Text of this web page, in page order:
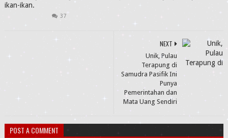
ikan-ikan.
37
NEXT
Unik, Pulau
Terapung di
Samudra Pasifik Ini
Punya
Pemerintahan dan
Mata Uang Sendiri
POST A COMMENT